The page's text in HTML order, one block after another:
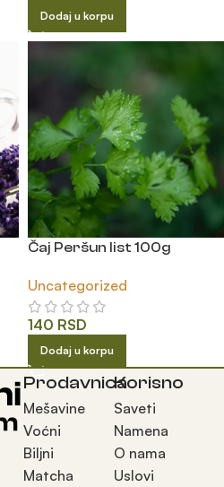
Dodaj u korpu
Čaj Peršun list 100g
Uncategorized
140 RSD
Dodaj u korpu
Prodavnica
Mešavine
Voćni
Biljni
Matcha
Korisno
Saveti
Namena
O nama
Uslovi